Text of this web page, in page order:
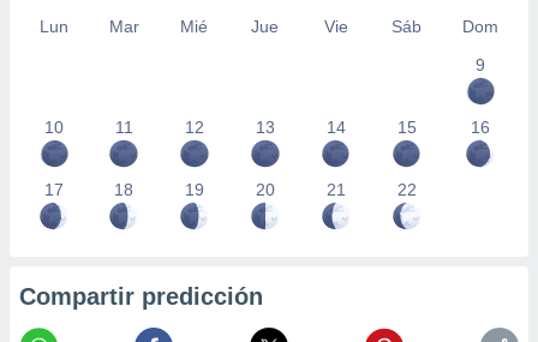
Lun Mar Mié Jue Vie Sáb
Dom
9
10 11 12 13 14 15 16
17 18 19 20 21 22
Compartir predicción